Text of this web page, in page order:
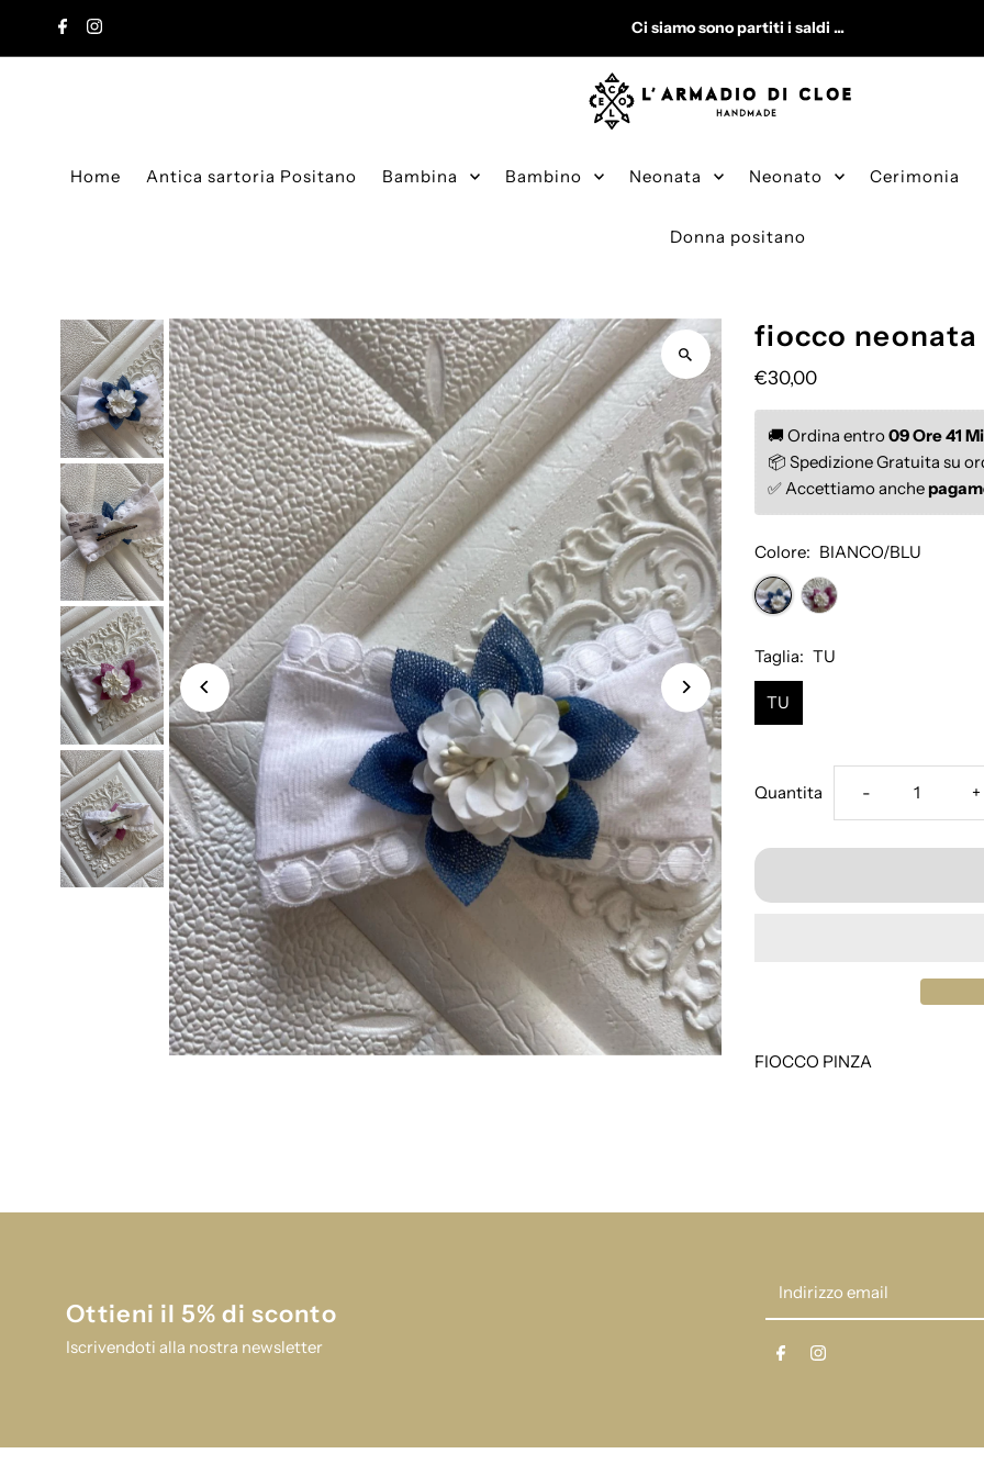
Vai direttamente ai contenuti Ci siamo sono partiti i saldi ...
Home Antica sartoria Positano Bambina Bambino Neonata Neonato Cerimonia
Donna positano
fiocco neonata
€30,00
🚚 Ordina entro 09 Ore 41
📦 Spedizione Gratuita su
✅ Accettiamo anche
Colore: BIANCO/BLU
Taglia: TU
TU
Quantita Diminuisci
la
neonata
- +
FIOCCO PINZA
Ottieni il 5% di sconto
Iscrivendoti alla nostra newsletter